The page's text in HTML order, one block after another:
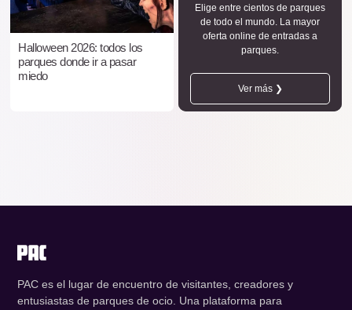
Halloween 2026: todos los
parques donde ir a pasar
miedo
Elige entre cientos de parques
de todo el mundo. La mayor
oferta online de entradas a
parques.
Ver más ❯
PAC es el lugar de encuentro de visitantes, creadores y
entusiastas de parques de ocio. Una plataforma para